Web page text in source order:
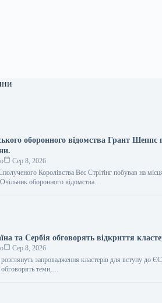
оборонного відомства Грант Шеппс
Сер 8, 2026
Королівства Вес Стрітінг побував на
оборонного відомства…
та Сербія обговорять відкриття
Сер 8, 2026
розглянуть запровадження кластерів для вступу
обговорять теми,…